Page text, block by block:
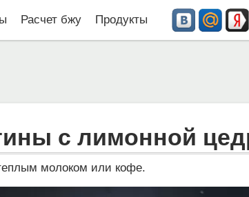
Расчет бжу Продукты
с лимонной
молоком или кофе.